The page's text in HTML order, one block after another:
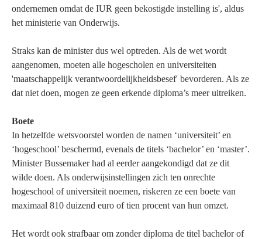
ondernemen omdat de IUR geen bekostigde instelling is', aldus
het ministerie van Onderwijs.
Straks kan de minister dus wel optreden. Als de wet wordt
aangenomen, moeten alle hogescholen en universiteiten
'maatschappelijk verantwoordelijkheidsbesef' bevorderen. Als ze
dat niet doen, mogen ze geen erkende diploma’s meer uitreiken.
Boete
In hetzelfde wetsvoorstel worden de namen ‘universiteit’ en
‘hogeschool’ beschermd, evenals de titels ‘bachelor’ en ‘master’.
Minister Bussemaker had al eerder aangekondigd dat ze dit
wilde doen. Als onderwijsinstellingen zich ten onrechte
hogeschool of universiteit noemen, riskeren ze een boete van
maximaal 810 duizend euro of tien procent van hun omzet.
Het wordt ook strafbaar om zonder diploma de titel bachelor of